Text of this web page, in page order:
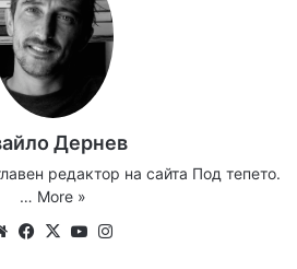
Дернев
редактор на сайта Под тепето.
… More »
We Fa
X
Yo